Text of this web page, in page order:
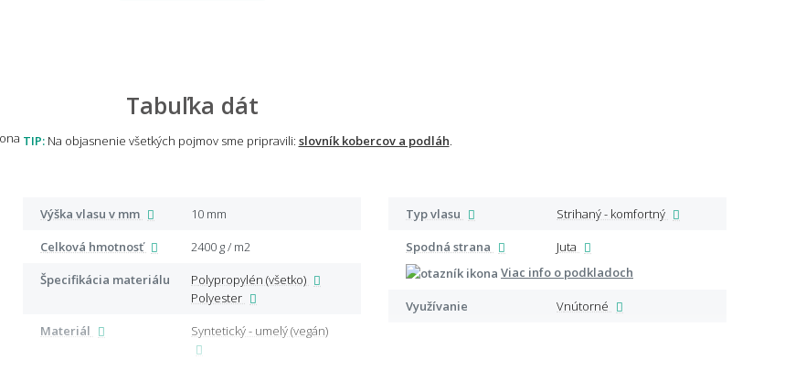
Tabuľka dát
TIP:Na objasnenie všetkých pojmov sme pripravili: slovník kobercov a podláh
Výška vlasu v mm
10 mm
Celková hmotnosť
2400 g / m2
Špecifikácia materiálu
Polypropylén (všetko)
Polyester
Materiál
Syntetický - umelý (vegán)
Typ vlasu
Strihaný - komfortný
Spodná strana
Juta
Viac info o podkladoch
Využívanie Vnútorné